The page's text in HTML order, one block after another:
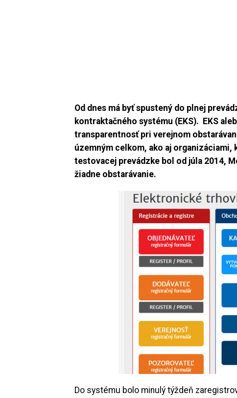
Od dnes má byť spustený do plnej
kontraktačného systému (EKS). EKS
transparentnosť pri verejnom
územným celkom, ako aj
testovacej prevádzke bol od júla 2014,
žiadne obstarávanie.
Do systému bolo minulý týždeň